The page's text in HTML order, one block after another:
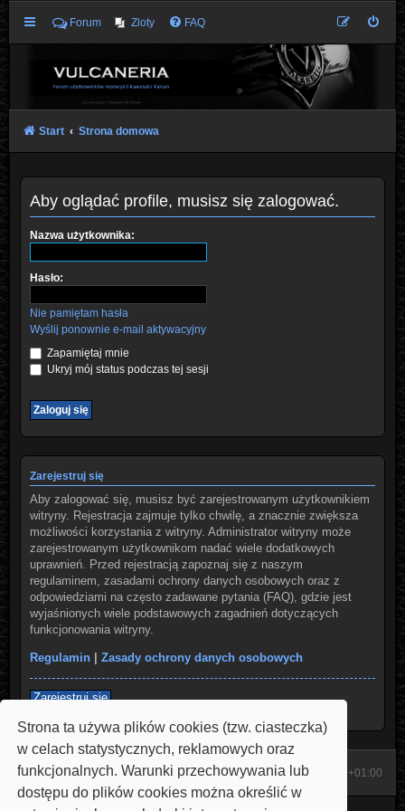
Strona ta używa plików cookies (tzw. ciasteczka)
w celach statystycznych, reklamowych oraz
funkcjonalnych. Warunki przechowywania lub
dostępu do plików cookies można określić w
Forum Zloty FAQ
Start Strona domowa
Aby oglądać profile, musisz się zalogować.
Nazwa użytkownika:
Hasło:
Nie pamiętam hasła
Wyślij ponownie e-mail aktywacyjny
Zapamiętaj mnie
Ukryj mój status podczas tej sesji
Zarejestruj się
Aby zalogować się, musisz być zarejestrowanym użytkownikiem
witryny. Rejestracja zajmuje tylko chwilę, a znacznie zwiększa
możliwości korzystania z witryny. Administrator witryny może
zarejestrowanym użytkownikom nadać wiele dodatkowych
uprawnień. Przed rejestracją zapoznaj się z naszym
regulaminem, zasadami ochrony danych osobowych oraz z
odpowiedziami na często zadawane pytania (FAQ), gdzie jest
wyjaśnionych wiele podstawowych zagadnień dotyczących
funkcjonowania witryny.
Regulamin| Zasady ochrony danych osobowych
Zarejestruj się
Start Strona domowa Strefa czasowa UTC+01:00